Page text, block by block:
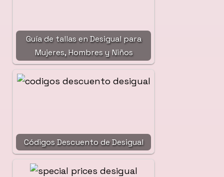
Guía de tallas en Desigual para
Mujeres, Hombres y Niños
Códigos Descuento de Desigual